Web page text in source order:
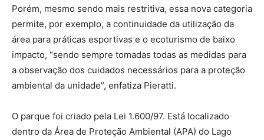
Porém, mesmo sendo mais restritiva, essa nova categoria
permite, por exemplo, a continuidade da utilização da
área para práticas esportivas e o ecoturismo de baixo
impacto, “sendo sempre tomadas todas as medidas para
a observação dos cuidados necessários para a proteção
ambiental da unidade”, enfatiza Pieratti.
O parque foi criado pela Lei 1.600/97. Está localizado
dentro da Área de Proteção Ambiental (APA) do Lago